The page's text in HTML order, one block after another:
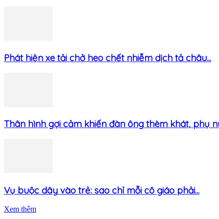
Phát hiện xe tải chở heo chết nhiễm dịch tả châu...
Thân hình gợi cảm khiến đàn ông thèm khát, phụ
Vụ buộc dây vào trẻ: sao chỉ mỗi cô giáo phải...
Xem thêm